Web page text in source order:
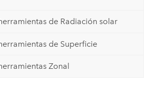
de Radiación solar
de Superficie
Zonal